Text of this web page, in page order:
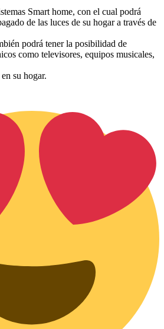
Smart home, con el cual podrá
de las luces de su hogar a través de
podrá tener la posibilidad de
como televisores, equipos musicales,
su hogar.